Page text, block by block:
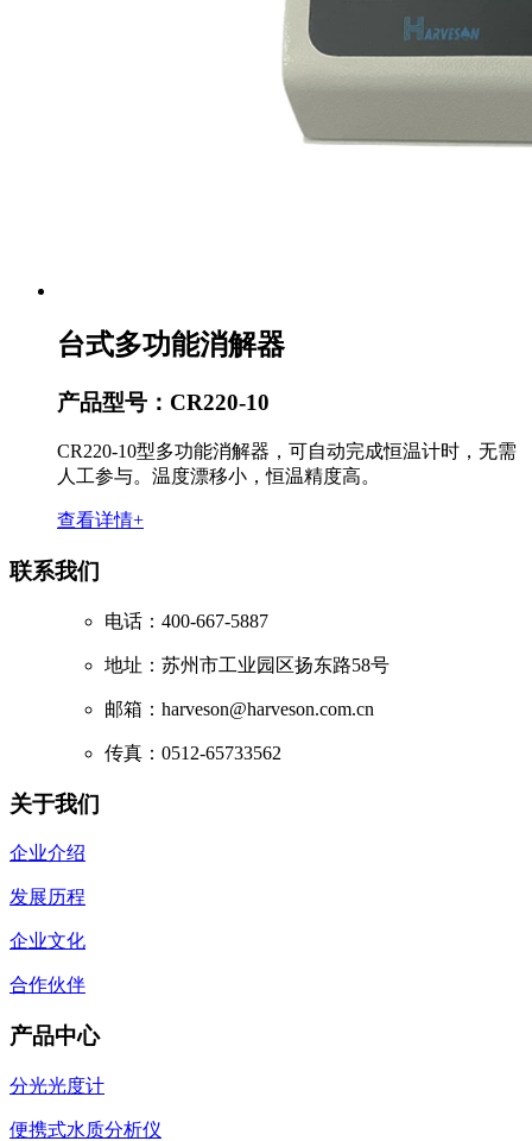
台式多功能消解器
产品型号：CR220-10
CR220-10型多功能消解器，可自动完成恒温计时，无需
人工参与。温度漂移小，恒温精度高。
查看详情+
联系我们
电话：400-667-5887
地址：苏州市工业园区扬东路58号
邮箱：harveson@harveson.com.cn
传真：0512-65733562
关于我们
企业介绍
发展历程
企业文化
合作伙伴
产品中心
分光光度计
便携式水质分析仪